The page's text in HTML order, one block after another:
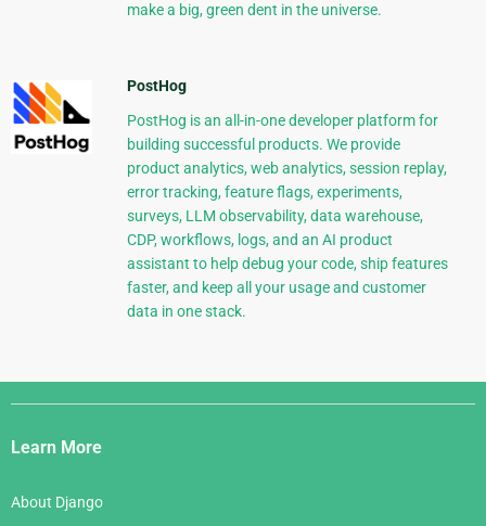
make a big, green dent in the universe.
PostHog
PostHog is an all-in-one developer platform for
building successful products. We provide
product analytics, web analytics, session replay,
error tracking, feature flags, experiments,
surveys, LLM observability, data warehouse,
CDP, workflows, logs, and an AI product
assistant to help debug your code, ship features
faster, and keep all your usage and customer
data in one stack.
Django
Links
Learn More
About Django